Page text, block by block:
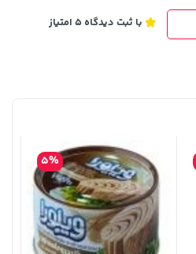
44,380,000 تومان خرید
با ثبت دیدگاه 5 امتیاز
5%